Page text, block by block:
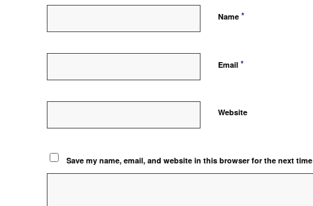
Name *
Email *
Website
Save my name, email, and website in this browser for the next